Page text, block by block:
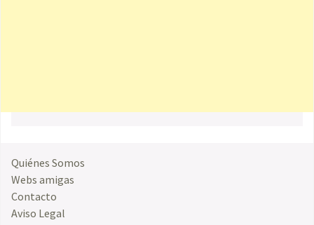
Quiénes Somos
Webs amigas
Contacto
Aviso Legal